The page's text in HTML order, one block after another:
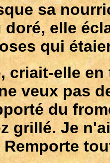
sa
doré, elle
qui
elle en
veux pas
du
grillé. Je